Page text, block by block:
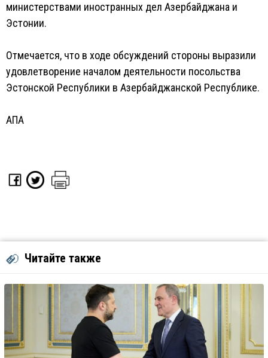
министерствами иностранных дел Азербайджана и
Эстонии.
Отмечается, что в ходе обсуждений стороны выразили
удовлетворение началом деятельности посольства
Эстонской Республики в Азербайджанской Республике.
АПА
Читайте также